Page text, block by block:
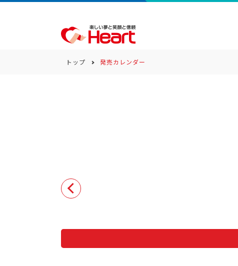
商品一覧
カテゴリー
ブランド
トップ 発売カレンダー